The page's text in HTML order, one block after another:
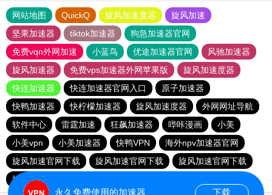
网站地图 QuickQ 旋风加速度器
旋风加速
坚果加速器
tiktok加速器
狗急加速器官网
免费vqn外网加速
小蓝鸟 优途加速器官网
风驰加速器
旋风加速器
免费vps加速器外网苹果版
旋风加速度器
快连加速器
快连加速器官网入口
原子加速器
快鸭加速器
快柠檬加速器 旋风加速度器
外网网址导航
软件中心
雷霆加速 狂飙加速器 哔咔漫画
小美
小美vpn
小美加速器 快鸭VPN
海外npv加速器官网
旋风加速官网下载
旋风加速官网下载
旋风加速官网下载
旋风加速官网下载
永久免费使用的加速器 下载